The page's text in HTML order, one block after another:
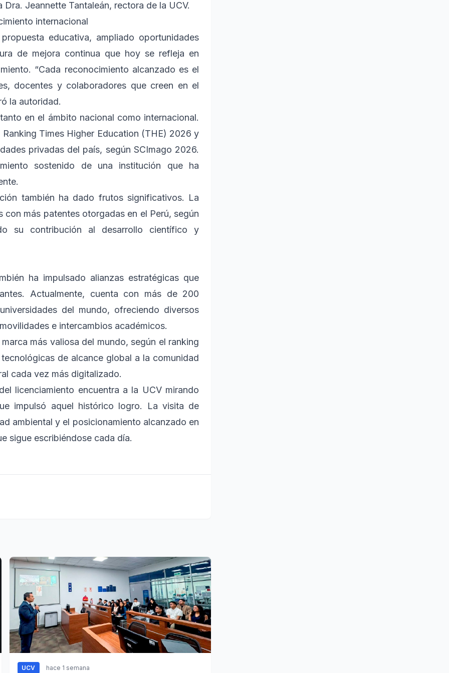
Jeannette Tantaleán, rectora de la UCV.
internacional
educativa, ampliado oportunidades
de mejora continua que hoy se refleja en
“Cada reconocimiento alcanzado es el
docentes y colaboradores que creen en el
la autoridad.
en el ámbito nacional como internacional.
Times Higher Education (THE) 2026 y
privadas del país, según SCImago 2026.
sostenido de una institución que ha
también ha dado frutos significativos. La
más patentes otorgadas en el Perú, según
su contribución al desarrollo científico y
ha impulsado alianzas estratégicas que
Actualmente, cuenta con más de 200
del mundo, ofreciendo diversos
e intercambios académicos.
más valiosa del mundo, según el ranking
de alcance global a la comunidad
cada vez más digitalizado.
licenciamiento encuentra a la UCV mirando
impulsó aquel histórico logro. La visita de
ambiental y el posicionamiento alcanzado en
sigue escribiéndose cada día.
UCV hace 1 semana